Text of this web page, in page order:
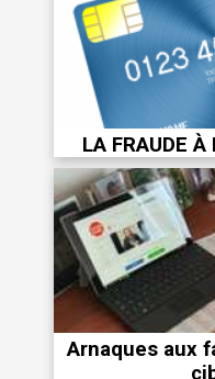
LA FRAUDE À
Arnaques aux